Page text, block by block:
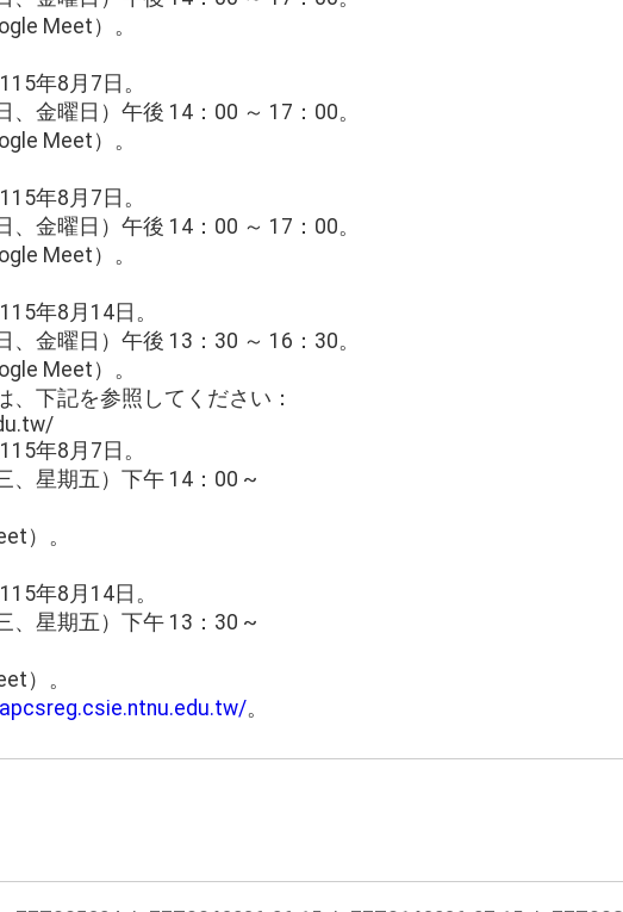
Meet）。
年8月7日。
金曜日）午後 14：00 ～ 17：00。
Meet）。
年8月7日。
金曜日）午後 14：00 ～ 17：00。
Meet）。
年8月14日。
金曜日）午後 13：30 ～ 16：30。
Meet）。
下記を参照してください：
年8月7日。
、星期五）下午 14：00 ~
）。
年8月14日。
、星期五）下午 13：30 ~
）。
。